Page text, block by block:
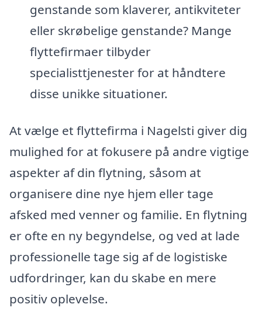
genstande som klaverer, antikviteter
eller skrøbelige genstande? Mange
flyttefirmaer tilbyder
specialisttjenester for at håndtere
disse unikke situationer.
At vælge et flyttefirma i Nagelsti giver dig
mulighed for at fokusere på andre vigtige
aspekter af din flytning, såsom at
organisere dine nye hjem eller tage
afsked med venner og familie. En flytning
er ofte en ny begyndelse, og ved at lade
professionelle tage sig af de logistiske
udfordringer, kan du skabe en mere
positiv oplevelse.